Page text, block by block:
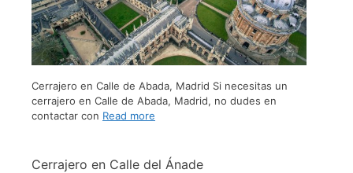
Cerrajero en Calle de Abada, Madrid Si necesitas un
cerrajero en Calle de Abada, Madrid, no dudes en
contactar con Read more
Cerrajero en Calle del Ánade